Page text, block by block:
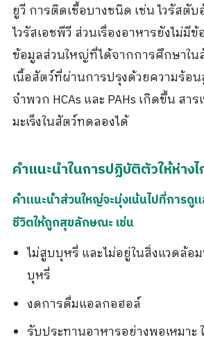
ยูวี การติดเชื้อบางชนิด เช่น ไวรัสตั
ไวรัสเอชพีวี ส่วนเรื่องอาหารยังไม่มี
ข้อมูลส่วนใหญ่ที่ได้จากการศึกษาใน
เนื้อสัตว์ที่ผ่านการปรุงด้วยความร้อน
จำพวก HCAs และ PAHs เกิดขึ้น สา
มะเร็งในสัตว์ทดลองได้
คำแนะนำในการปฏิบัติตัวให้ห่างไ
คำแนะนำส่วนใหญ่จะมุ่งเน้นไปที่การดู
ชีวิตให้ถูกสุขลักษณะ เช่น
ไม่สูบบุหรี่ และไม่อยู่ในสิ่งแวดล้
บุหรี่
งดการดื่มแอลกอฮอล์
รับประทานอาหารอย่างพอเหมาะ